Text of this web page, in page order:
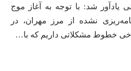
یادآور شد: با توجه به آغاز موج
نشده از مرز مهران، در
خطوط مشکلاتی داریم که با…